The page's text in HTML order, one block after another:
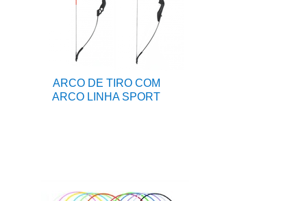
ARCO DE TIRO COM
ARCO LINHA SPORT